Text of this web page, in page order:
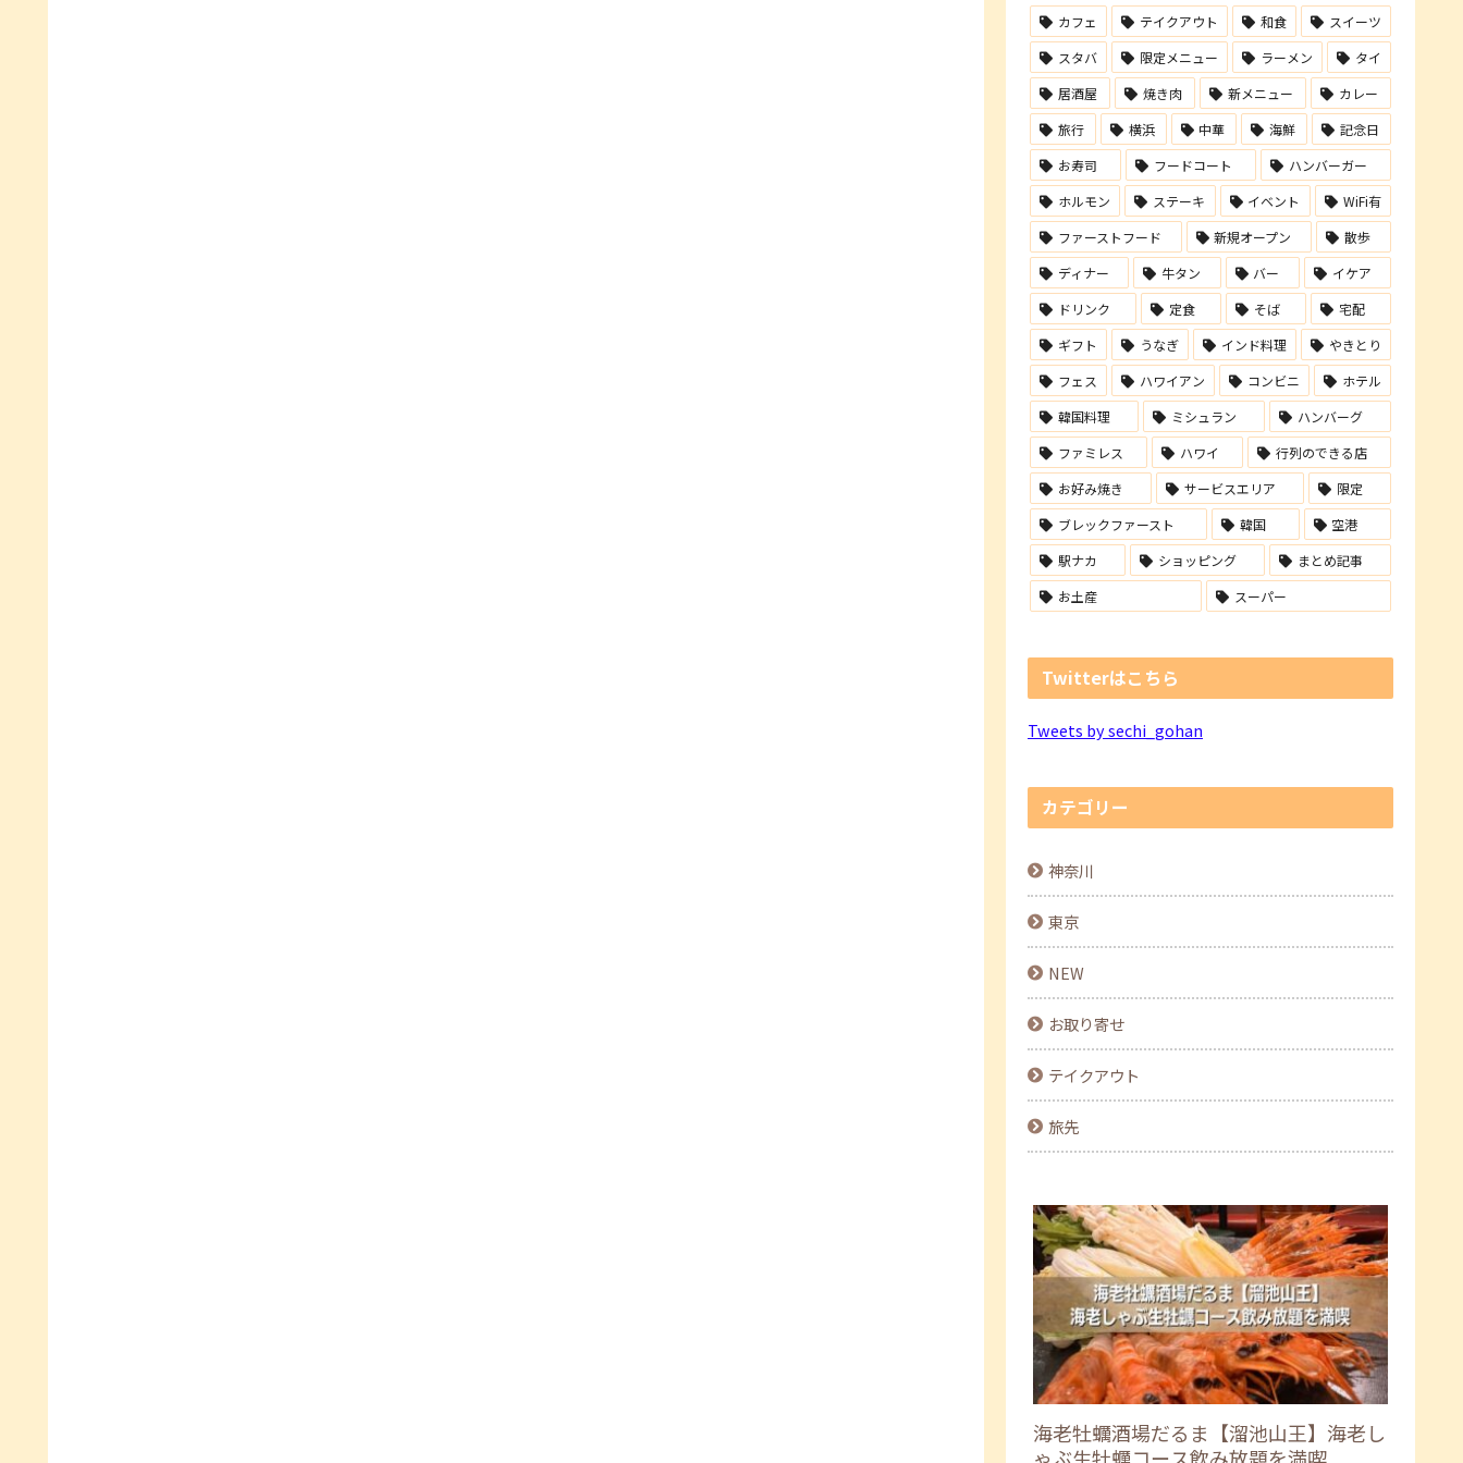
カフェ テイクアウト 和食
スイーツ
スタバ
限定メニュー ラーメン
タイ
居酒屋
焼き肉 新メニュー
カレー
旅行
横浜 中華 海鮮
記念日
お寿司
フードコート
ハンバーガー
ホルモン
ステーキ イベント
WiFi有
ファーストフード
新規オープン
散歩
ディナー
牛タン バー
イケア
ドリンク
定食 そば
宅配
ギフト
うなぎ インド料理
やきとり
フェス
ハワイアン コンビニ
ホテル
韓国料理
ミシュラン
ハンバーグ
ファミレス
ハワイ
行列のできる店
お好み焼き
サービスエリア
限定
ブレックファースト
韓国
空港
駅ナカ
ショッピング
まとめ記事
お土産
スーパー
Twitterはこちら
Tweets by sechi_gohan
カテゴリー
神奈川
東京
NEW
お取り寄せ
テイクアウト
旅先
海老牡蠣酒場だるま【溜池山王】海老し
ゃぶ生牡蠣コース飲み放題を満喫